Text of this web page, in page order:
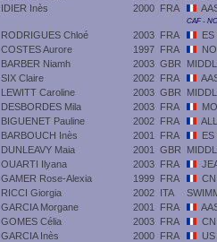
IDIER Inès 2000 FRA
CAF -
RODRIGUES Chloé 2003 FRA
ES
COSTES Aurore 1997 FRA
BARBER Niamh 2003 GBR
SIX Claire 2002 FRA
LEWITT Caroline 2003 GBR
DESBORDES Mila 2003 FRA
BIGUENET Pauline 2002 FRA
BARBOUCH Inès 2001 FRA
ES
DUNLEAVY Maia 2001 GBR
OUARTI Ilyana 2003 FRA
GAMER Rose-Alexia 1999 FRA
RICCI Giorgia 2002 ITA
GARCIA Morgane 2001 FRA
GOMES Célia 2003 FRA
GARCIA Inès 2000 FRA